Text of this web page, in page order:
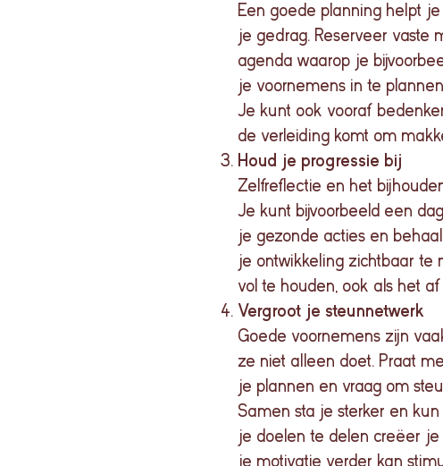
Een goede planning helpt
je gedrag. Reserveer vaste
agenda waarop je
je voornemens in te
Je kunt ook vooraf
de verleiding komt om
Houd je progressie bij
Zelfreflectie en het
Je kunt bijvoorbeeld een
je gezonde acties en
je ontwikkeling zichtbaar te
vol te houden, ook als het
Vergroot je steunnetwerk
Goede voornemens zijn
ze niet alleen doet. Praat
je plannen en vraag om
Samen sta je sterker en
je doelen te delen creëer
je motivatie verder kan